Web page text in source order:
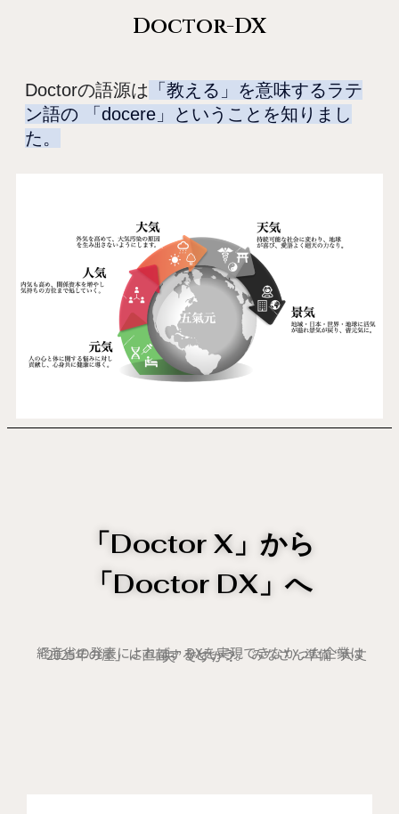
Doctor-DX
Doctorの語源は 「教える」を意味するラテ
ン語の 「docere」ということを知りまし
た。
「Doctor X」から
「Doctor DX」へ
経産省の発表によれば、 DXを実現できなかった企業は 「2025年の崖」に直面するという。 みなさん準備 “大丈夫” ですか？